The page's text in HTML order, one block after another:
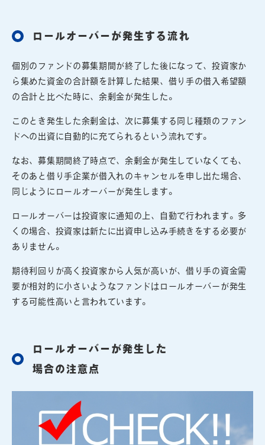
ロールオーバーが発生する流れ
個別のファンドの募集期間が終了した後になって、投資家か
ら集めた資金の合計額を計算した結果、借り手の借入希望額
の合計と比べた時に、余剰金が発生した。
このとき発生した余剰金は、次に募集する同じ種類のファン
ドへの出資に自動的に充てられるという流れです。
なお、募集期間終了時点で、余剰金が発生していなくても、
そのあと借り手企業が借入れのキャンセルを申し出た場合、
同じようにロールオーバーが発生します。
ロールオーバーは投資家に通知の上、自動で行われます。多
くの場合、投資家は新たに出資申し込み手続きをする必要が
ありません。
期待利回りが高く投資家から人気が高いが、借り手の資金需
要が相対的に小さいようなファンドはロールオーバーが発生
する可能性高いと言われています。
ロールオーバーが発生した
場合の注意点